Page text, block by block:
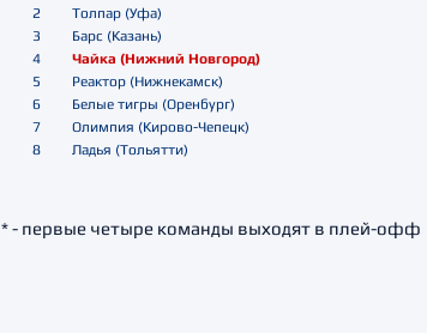
2
Толпар (Уфа)
3
Барс (Казань)
4
Чайка (Нижний Новгород)
5
Реактор (Нижнекамск)
6
Белые тигры (Оренбург)
7
Олимпия (Кирово-Чепецк)
8
Ладья (Тольятти)
* - первые четыре команды выходят в плей-офф